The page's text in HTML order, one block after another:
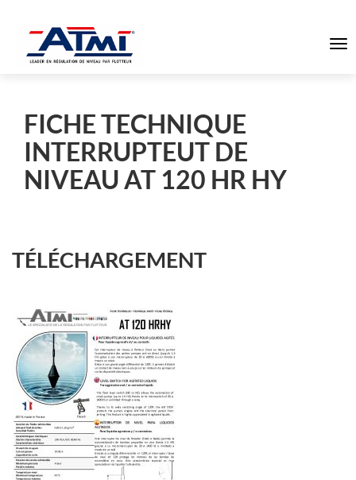
FICHE TECHNIQUE
INTERRUPTEUT DE
NIVEAU AT 120 HR HY
TÉLÉCHARGEMENT